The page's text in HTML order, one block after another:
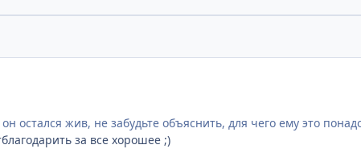
остался жив, не забудьте объяснить, для чего ему это
за все хорошее ;)